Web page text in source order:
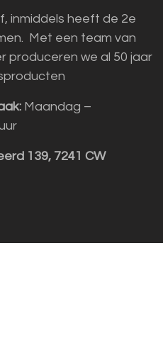
inmiddels heeft de 2e
Met een team van
produceren we al 50 jaar
Maandag –
139, 7241 CW